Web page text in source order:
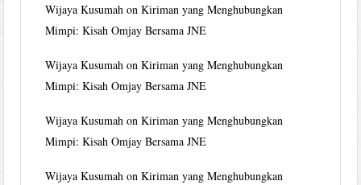
Wijaya Kusumah onKiriman yang Menghubungkan
Mimpi: Kisah Omjay Bersama JNE
Wijaya Kusumah onKiriman yang Menghubungkan
Mimpi: Kisah Omjay Bersama JNE
Wijaya Kusumah onKiriman yang Menghubungkan
Mimpi: Kisah Omjay Bersama JNE
Wijaya Kusumah onKiriman yang Menghubungkan